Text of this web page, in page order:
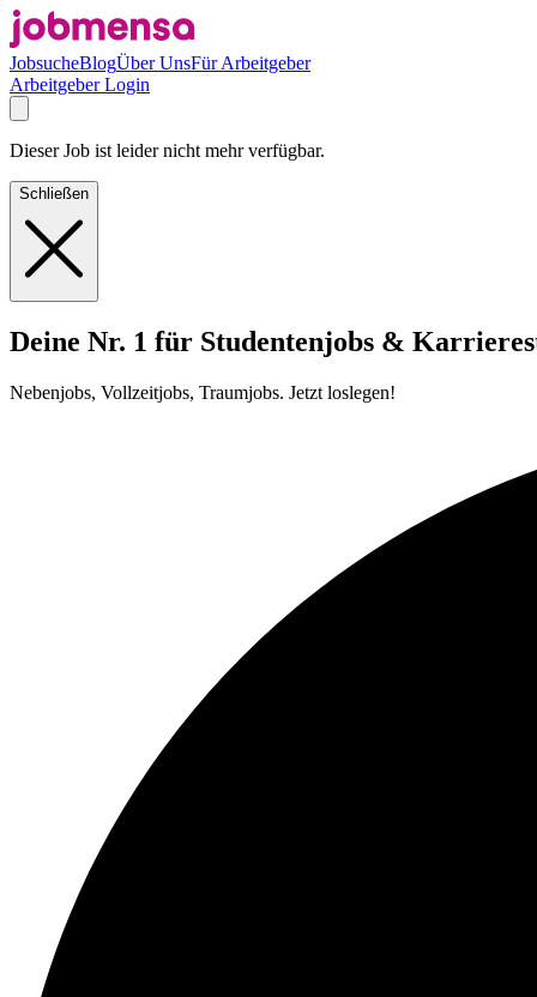
JobsucheBlogÜber UnsFür Arbeitgeber
Arbeitgeber Login
Dieser Job ist leider nicht mehr verfügbar.
Schließen
Deine Nr. 1 für Studentenjobs &
Nebenjobs, Vollzeitjobs, Traumjobs. Jetzt loslegen!